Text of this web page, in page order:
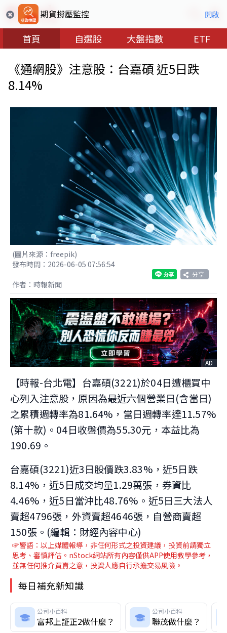
期貨撐壓監控 開啟
首頁 自選股 大盤指數 ETF
《通網股》注意股：台嘉碩 近5日跌
8.14%
(圖片來源：freepik)
發布時間：2026-06-05 07:56:54
分享
作者：時報新聞
AD
【時報-台北電】台嘉碩(3221)於04日遭櫃買中
心列入注意股，原因為最近六個營業日(含當日)
之累積週轉率為81.64%，當日週轉率達11.57%
(第十款)。04日收盤價為55.30元，本益比為
190.69。
台嘉碩(3221)近3日股價跌3.83%，近5日跌
8.14%，近5日成交均量1.29萬張，券資比
4.46%，近5日當沖比48.76%。近5日三大法人
賣超4796張，外資賣超4646張，自營商賣超
150張。(編輯：財經內容中心)
☞警語：以上媒體報導，非任何形式之投資建議，投資前請獨立
思考、審慎評估。nStock網站所有內容僅供APP使用教學參考，
並無任何推介買賣之意，投資人應自行承擔交易風險。
每日補充新知識
公司小百科
富邦上証正2做什麼？
公司小百科
聯茂做什麼？